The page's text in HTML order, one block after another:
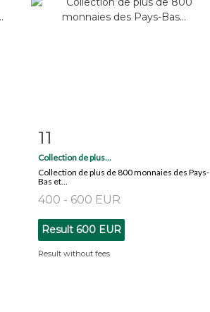
11
Collection de plus...
Collection de plus de 800 monnaies des Pays-
Bas et...
400 - 600 EUR
Result 600 EUR
Result without fees